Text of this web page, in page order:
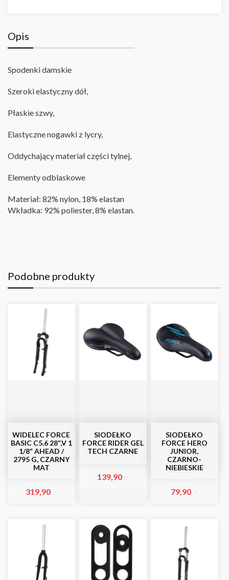
Opis
Spodenki damskie
Szeroki elastyczny dół,
Płaskie szwy,
Elastyczne nogawki z lycry,
Oddychający materiał części tylnej,
Elementy odblaskowe
Materiał: 82% nylon, 18% elastan
Wkładka: 92% poliester, 8% elastan.
Podobne produkty
WIDELEC FORCE
BASIC C5.6 28“,V 1
1/8“ AHEAD /
2795 G, CZARNY
MAT
319,90
SIODEŁKO
FORCE RIDER GEL
TECH CZARNE
139,90
SIODEŁKO
FORCE HERO
JUNIOR,
CZARNO-
NIEBIESKIE
79,90